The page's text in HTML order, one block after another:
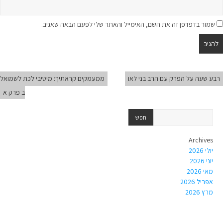
שמור בדפדפן זה את השם, האימייל והאתר שלי לפעם הבאה שאגיב.
רבע שעה על הפרק עם הרב בני לאו
ממעמקים קראתיך: מיטיבי לכת לשמואל
ב פרק א
Archives
יולי 2026
יוני 2026
מאי 2026
אפריל 2026
מרץ 2026